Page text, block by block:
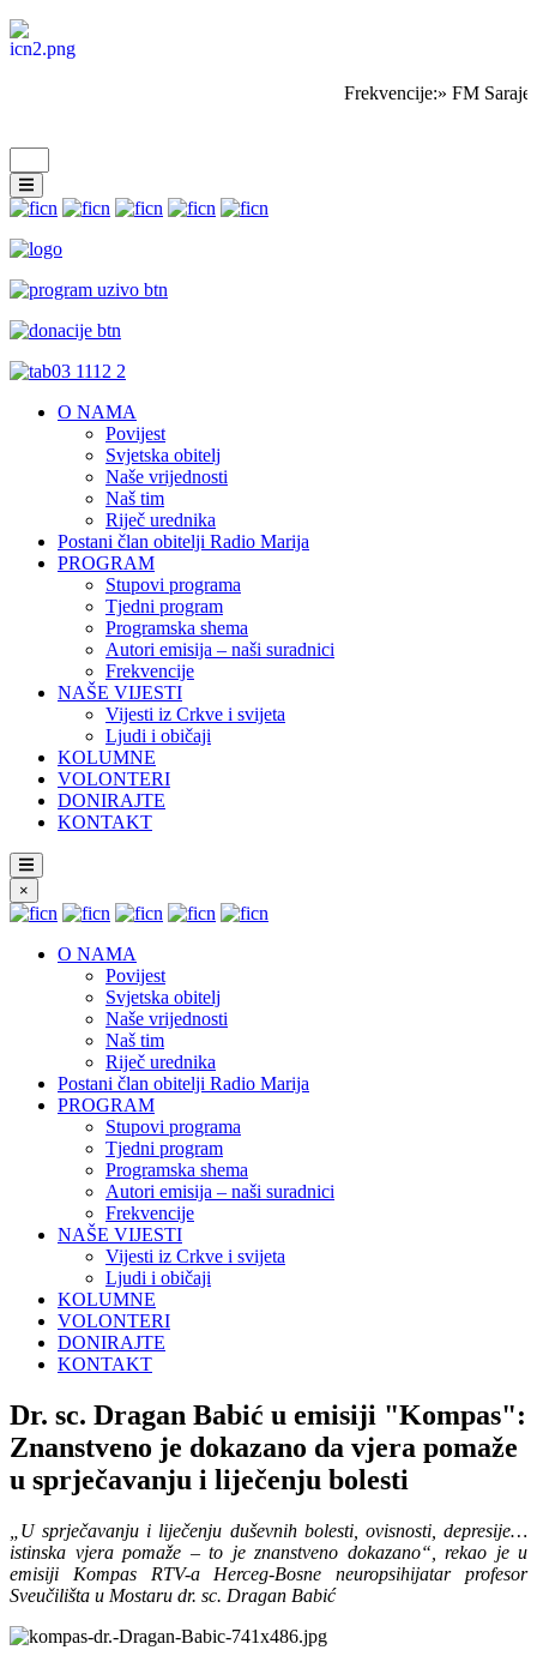
Frekvencije:» FM
O NAMA
Povijest
Svjetska obitelj
Naše vrijednosti
Naš tim
Riječ urednika
Postani član obitelji Radio Marija
PROGRAM
Stupovi programa
Tjedni program
Programska shema
Autori emisija – naši suradnici
Frekvencije
NAŠE VIJESTI
Vijesti iz Crkve i svijeta
Ljudi i običaji
KOLUMNE
VOLONTERI
DONIRAJTE
KONTAKT
×
O NAMA
Povijest
Svjetska obitelj
Naše vrijednosti
Naš tim
Riječ urednika
Postani član obitelji Radio Marija
PROGRAM
Stupovi programa
Tjedni program
Programska shema
Autori emisija – naši suradnici
Frekvencije
NAŠE VIJESTI
Vijesti iz Crkve i svijeta
Ljudi i običaji
KOLUMNE
VOLONTERI
DONIRAJTE
KONTAKT
Dr. sc. Dragan Babić u emisiji "Kompas":
Znanstveno je dokazano da vjera pomaže
u sprječavanju i liječenju bolesti
„U sprječavanju i liječenju duševnih bolesti, ovisnosti, depresije…
istinska vjera pomaže – to je znanstveno dokazano“, rekao je u
emisiji Kompas RTV-a Herceg-Bosne neuropsihijatar profesor
Sveučilišta u Mostaru dr. sc. Dragan Babić